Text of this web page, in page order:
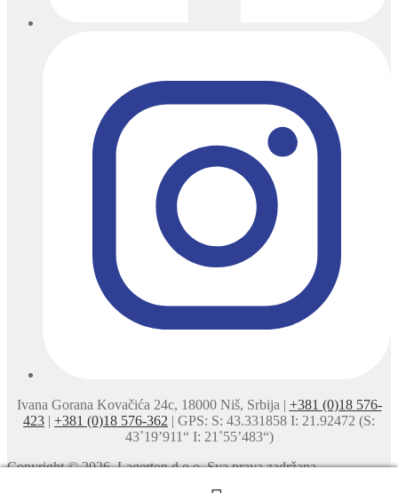
Ivana Gorana Kovačića 24c, 18000 Niš, Srbija | +381 (0)18 576-
423
+381 (0)18 576-362 | GPS: S: 43.331858 I: 21.92472 (S:
43˚19’911“ I: 21˚55’483“)
Copyright © 2026. Lagerton d.o.o. Sva prava zadržana.